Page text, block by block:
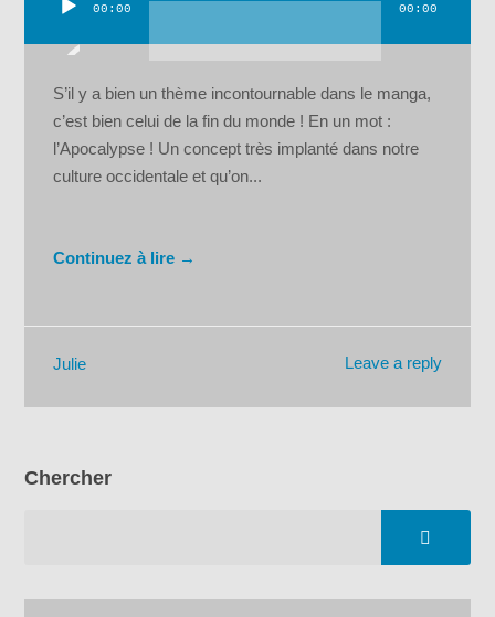
00:00 00:00
S’il y a bien un thème incontournable dans le manga,
c’est bien celui de la fin du monde ! En un mot :
l’Apocalypse ! Un concept très implanté dans notre
culture occidentale et qu’on...
Continuez à lire →
Leave a reply
Julie
Chercher